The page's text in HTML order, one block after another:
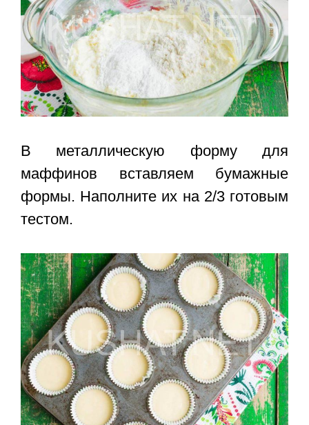
В металлическую форму для
маффинов вставляем бумажные
формы. Наполните их на 2/3 готовым
тестом.